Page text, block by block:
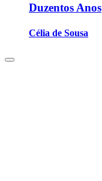
Duzentos Anos
Célia de Sousa